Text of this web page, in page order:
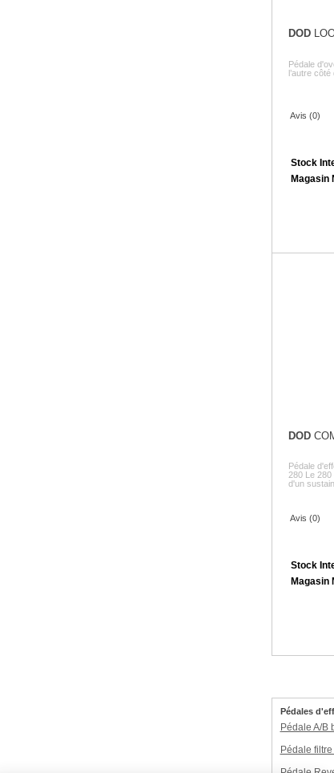
DOD
Pédale
l’autre
Avis (0)
Stock
Magasin
DOD
Pédale
280 Le
d'un
Avis (0)
Stock
Magasin
Pédales
Pédale A/B
Pédale